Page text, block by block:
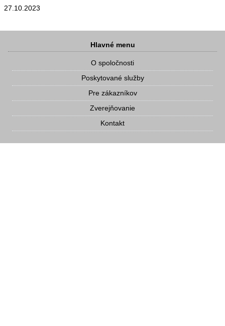
27.10.2023
Hlavné menu
O spoločnosti
Poskytované služby
Pre zákazníkov
Zverejňovanie
Kontakt